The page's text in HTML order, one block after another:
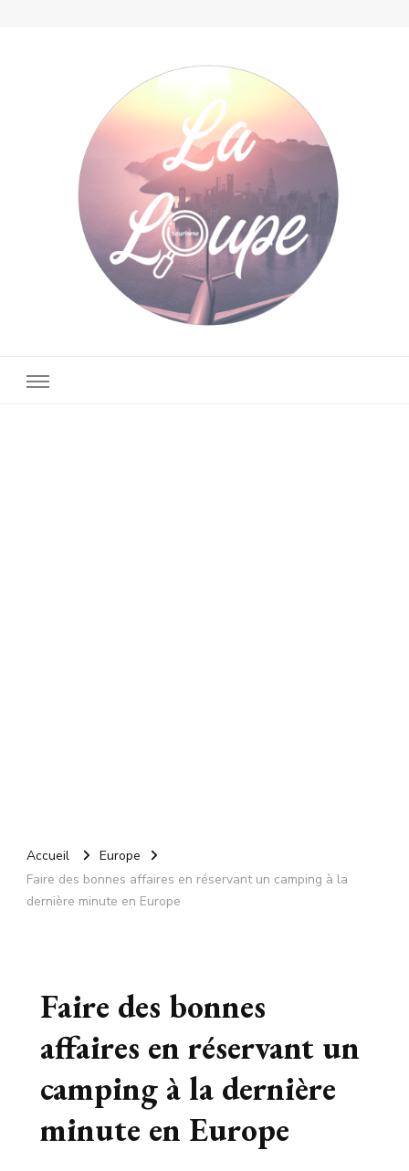
Accueil
Europe
Faire des bonnes affaires en réservant un camping à la
dernière minute en Europe
Faire des bonnes
affaires en réservant un
camping à la dernière
minute en Europe